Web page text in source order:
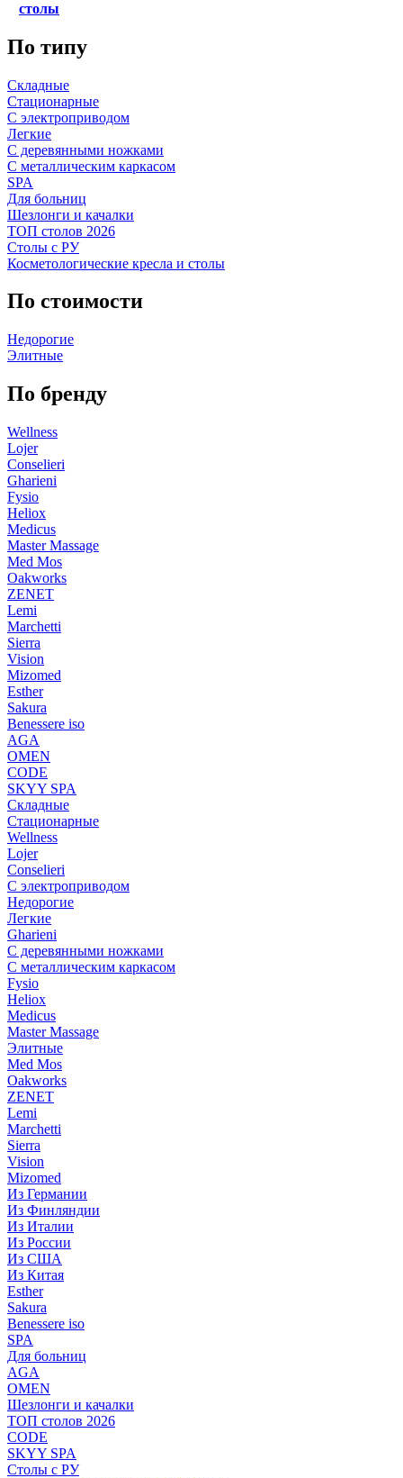
столы
По типу
Складные
Стационарные
С электроприводом
Легкие
С деревянными ножками
С металлическим каркасом
SPA
Для больниц
Шезлонги и качалки
ТОП столов 2026
Столы с РУ
Косметологические кресла и столы
По стоимости
Недорогие
Элитные
По бренду
Wellness
Lojer
Conselieri
Gharieni
Fysio
Heliox
Medicus
Master Massage
Med Mos
Oakworks
ZENET
Lemi
Marchetti
Sierra
Vision
Mizomed
Esther
Sakura
Benessere iso
AGA
OMEN
CODE
SKYY SPA
Складные
Стационарные
Wellness
Lojer
Conselieri
С электроприводом
Недорогие
Легкие
Gharieni
С деревянными ножками
С металлическим каркасом
Fysio
Heliox
Medicus
Master Massage
Элитные
Med Mos
Oakworks
ZENET
Lemi
Marchetti
Sierra
Vision
Mizomed
Из Германии
Из Финляндии
Из Италии
Из России
Из США
Из Китая
Esther
Sakura
Benessere iso
SPA
Для больниц
AGA
OMEN
Шезлонги и качалки
ТОП столов 2026
CODE
SKYY SPA
Столы с РУ